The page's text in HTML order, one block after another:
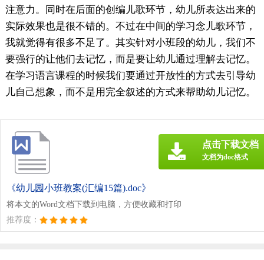
注意力。同时在后面的创编儿歌环节，幼儿所表达出来的
实际效果也是很不错的。不过在中间的学习念儿歌环节，
我就觉得有很多不足了。其实针对小班段的幼儿，我们不
要强行的让他们去记忆，而是要让幼儿通过理解去记忆。
在学习语言课程的时候我们要通过开放性的方式去引导幼
儿自己想象，而不是用完全叙述的方式来帮助幼儿记忆。
《幼儿园小班教案(汇编15篇).doc》
将本文的Word文档下载到电脑，方便收藏和打印
推荐度：
点击下载文档
文档为doc格式